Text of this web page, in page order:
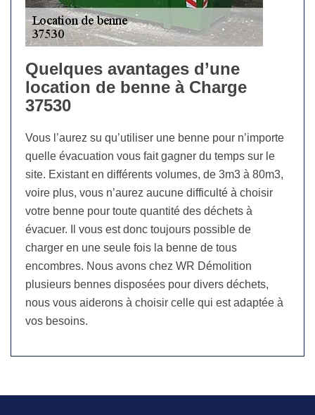
Quelques avantages d’une
location de benne à Charge
37530
Vous l’aurez su qu’utiliser une benne pour n’importe
quelle évacuation vous fait gagner du temps sur le
site. Existant en différents volumes, de 3m3 à 80m3,
voire plus, vous n’aurez aucune difficulté à choisir
votre benne pour toute quantité des déchets à
évacuer. Il vous est donc toujours possible de
charger en une seule fois la benne de tous
encombres. Nous avons chez WR Démolition
plusieurs bennes disposées pour divers déchets,
nous vous aiderons à choisir celle qui est adaptée à
vos besoins.